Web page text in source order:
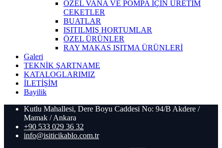
ÖZEL VANA VE POMPA İÇİN ÜRETİM
CEKETLER
BUATLAR
ISITILMIŞ HORTUMLAR
ÖZEL ÜRÜNLER
RAY MAKAS ISITMA ÜRÜNLERİ
Galeri
TEKNİK ŞARTNAME
KATALOGLARIMIZ
İLETİŞİM
Bayilik
Kutlu Mahallesi, Dere Boyu Caddesi No: 94/B Akdere /
Mamak / Ankara
+90 533 029 36 32
info@isiticikablo.com.tr